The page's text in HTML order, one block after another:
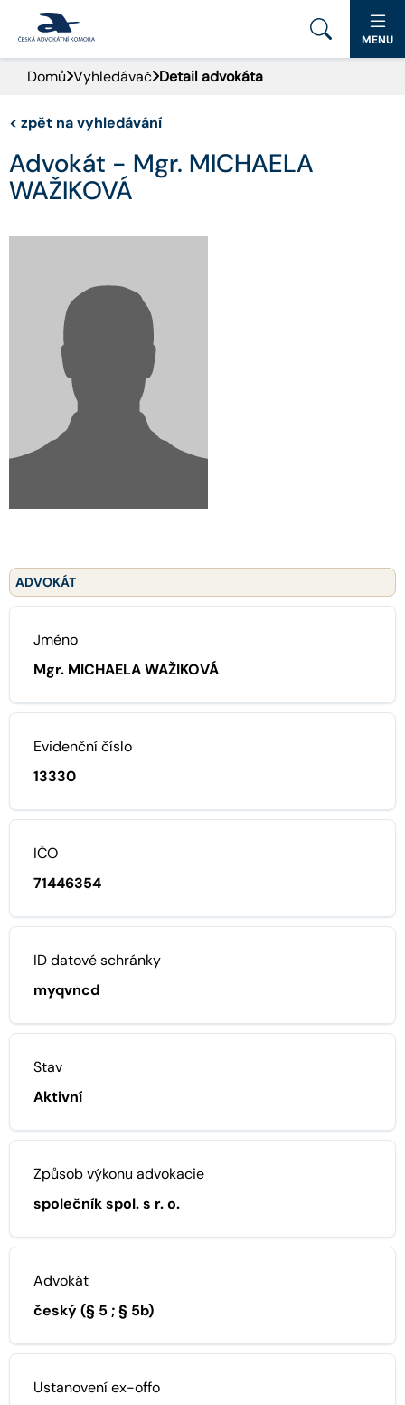
PORTÁL ČAK
DOMŮ
AKTUALITY
ADVOKÁTNÍ DENÍK
KONTAKT
MENU
Domů Vyhledávač Detail advokáta
< zpět na vyhledávání
Advokát - Mgr. MICHAELA
WAŽIKOVÁ
ADVOKÁT
Jméno
Mgr. MICHAELA WAŽIKOVÁ
Evidenční číslo
13330
IČO
71446354
ID datové schránky
myqvncd
Stav
Aktivní
Způsob výkonu advokacie
společník spol. s r. o.
Advokát
český (§ 5 ; § 5b)
Ustanovení ex-offo